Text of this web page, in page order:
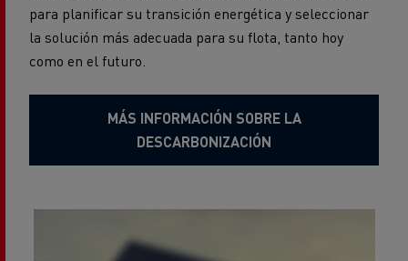
para planificar su transición energética y seleccionar
la solución más adecuada para su flota, tanto hoy
como en el futuro.
MÁS INFORMACIÓN SOBRE LA
DESCARBONIZACIÓN